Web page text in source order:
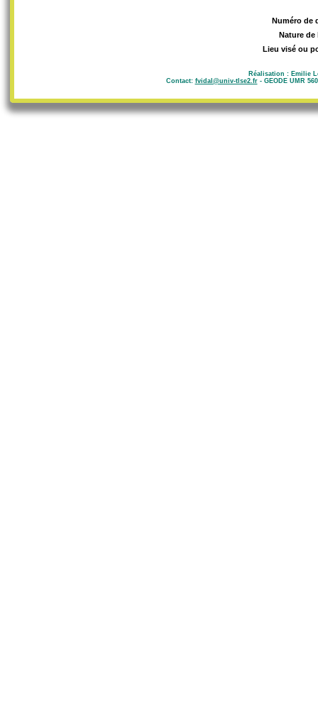
Numéro de
Nature de
Lieu visé ou
Réalisation : Emilie
Contact: fvidal@univ-tlse2.fr- GEODE UMR